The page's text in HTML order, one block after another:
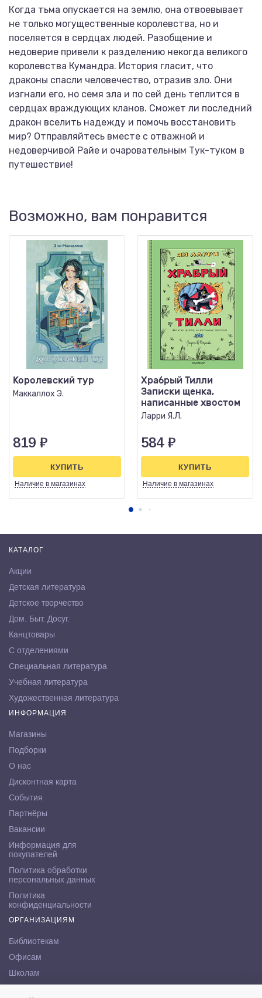
Когда тьма опускается на землю, она отвоевывает
не только могущественные королевства, но и
поселяется в сердцах людей. Разобщение и
недоверие привели к разделению некогда великого
королевства Кумандра. История гласит, что
драконы спасли человечество, отразив зло. Они
изгнали его, но семя зла и по сей день теплится в
сердцах враждующих кланов. Сможет ли последний
дракон вселить надежду и помочь восстановить
мир? Отправляйтесь вместе с отважной и
недоверчивой Райе и очаровательным Тук-туком в
путешествие!
Возможно, вам понравится
Королевский тур
Маккаллох Э.
819 ₽
Наличие в магазинах
КУПИТЬ
Храбрый Тилли
Записки щенка,
написанные хвостом
Ларри Я.Л.
584 ₽
Наличие в магазинах
КУПИТЬ
КАТАЛОГ
Акции
Детская литература
Детское творчество
Дом. Быт. Досуг.
Канцтовары
С отделениями
Специальная литература
Учебная литература
Художественная литература
ИНФОРМАЦИЯ
Магазины
Подборки
О нас
Дисконтная карта
События
Партнёры
Вакансии
Информация для
покупателей
Политика обработки
персональных данных
Политика
конфиденциальности
ОРГАНИЗАЦИЯМ
Библиотекам
Офисам
Школам